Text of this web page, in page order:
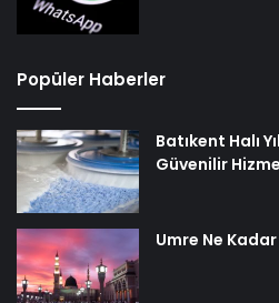
Popüler Haberler
Batıkent Halı
Güvenilir
Umre Ne Kadar